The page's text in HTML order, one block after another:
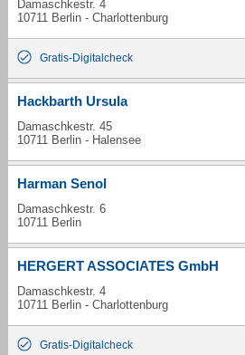
Damaschkestr. 4
10711 Berlin - Charlottenburg
Gratis-Digitalcheck
Hackbarth Ursula
Damaschkestr. 45
10711 Berlin - Halensee
Harman Senol
Damaschkestr. 6
10711 Berlin
HERGERT ASSOCIATES GmbH
Damaschkestr. 4
10711 Berlin - Charlottenburg
Gratis-Digitalcheck